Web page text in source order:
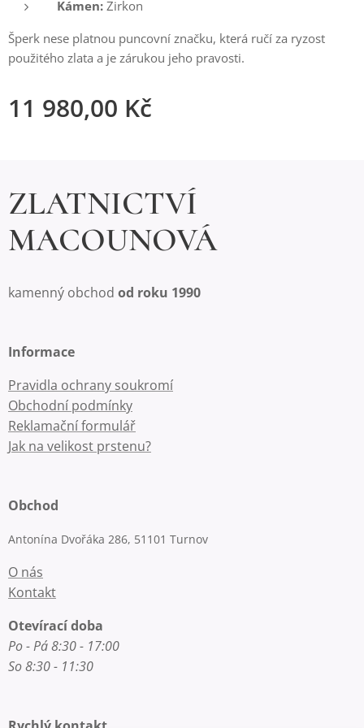
Kámen: Zirkon
Šperk nese platnou puncovní značku, která ručí za ryzost
použitého zlata a je zárukou jeho pravosti.
11 980,00 Kč
ZLATNICTVÍ
MACOUNOVÁ
kamenný obchod od roku 1990
Informace
Pravidla ochrany soukromí
Obchodní podmínky
Reklamační formulář
Jak na velikost prstenu?
Obchod
Antonína Dvořáka 286, 51101 Turnov
O nás
Kontakt
Otevírací doba
Po - Pá 8:30 - 17:00
So 8:30 - 11:30